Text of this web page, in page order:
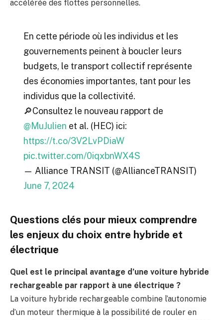
accélérée des flottes personnelles.
En cette période où les individus et les
gouvernements peinent à boucler leurs
budgets, le transport collectif représente
des économies importantes, tant pour les
individus que la collectivité.
🔎Consultez le nouveau rapport de
@MuJulien et al. (HEC) ici:
https://t.co/3V2LvPDiaW
pic.twitter.com/0iqxbnWX4S
— Alliance TRANSIT (@AllianceTRANSIT)
June 7, 2024
Questions clés pour mieux comprendre
les enjeux du choix entre hybride et
électrique
Quel est le principal avantage d’une voiture hybride
rechargeable par rapport à une électrique ?
La voiture hybride rechargeable combine l’autonomie
d’un moteur thermique à la possibilité de rouler en